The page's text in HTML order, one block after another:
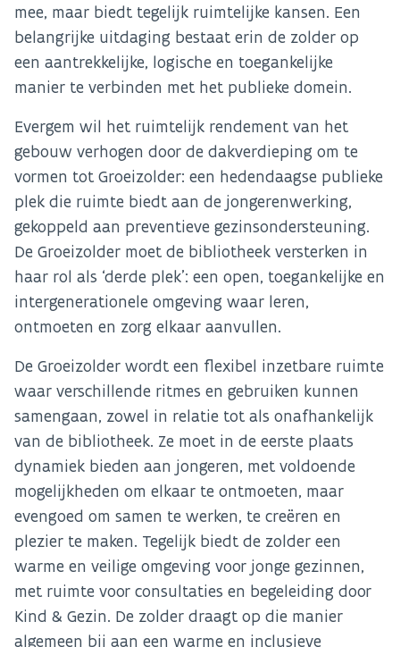
mee, maar biedt tegelijk ruimtelijke kansen. Een
belangrijke uitdaging bestaat erin de zolder op
een aantrekkelijke, logische en toegankelijke
manier te verbinden met het publieke domein.
Evergem wil het ruimtelijk rendement van het
gebouw verhogen door de dakverdieping om te
vormen tot Groeizolder: een hedendaagse publieke
plek die ruimte biedt aan de jongerenwerking,
gekoppeld aan preventieve gezinsondersteuning.
De Groeizolder moet de bibliotheek versterken in
haar rol als ‘derde plek’: een open, toegankelijke en
intergenerationele omgeving waar leren,
ontmoeten en zorg elkaar aanvullen.
De Groeizolder wordt een flexibel inzetbare ruimte
waar verschillende ritmes en gebruiken kunnen
samengaan, zowel in relatie tot als onafhankelijk
van de bibliotheek. Ze moet in de eerste plaats
dynamiek bieden aan jongeren, met voldoende
mogelijkheden om elkaar te ontmoeten, maar
evengoed om samen te werken, te creëren en
plezier te maken. Tegelijk biedt de zolder een
warme en veilige omgeving voor jonge gezinnen,
met ruimte voor consultaties en begeleiding door
Kind & Gezin. De zolder draagt op die manier
algemeen bij aan een warme en inclusieve